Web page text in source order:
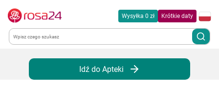
Wysyłka 0 zł Krótkie daty
Kategorie
Idź do Apteki